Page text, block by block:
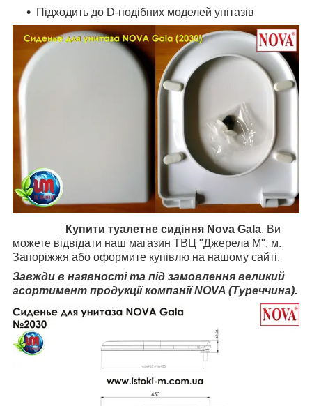
Підходить до D-подібних моделей унітазів
Купити туалетне сидіння Nova Gala, Ви
можете відвідати наш магазин ТВЦ "Джерела М", м.
Запоріжжя або оформите купівлю на нашому сайті.
Завжди в наявності та під замовлення великий
асортимент продукції компанії NOVA (Туреччина).